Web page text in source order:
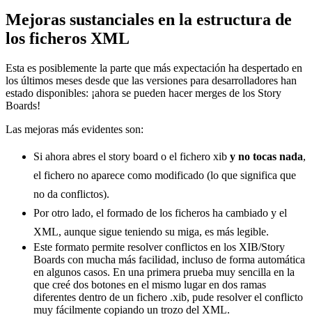
Mejoras sustanciales en la estructura de
los ficheros XML
Esta es posiblemente la parte que más expectación ha despertado en
los últimos meses desde que las versiones para desarrolladores han
estado disponibles: ¡ahora se pueden hacer merges de los Story
Boards!
Las mejoras más evidentes son:
Si ahora abres el story board o el fichero xib y no tocas nada,
el fichero no aparece como modificado (lo que significa que
no da conflictos).
Por otro lado, el formado de los ficheros ha cambiado y el
XML, aunque sigue teniendo su miga, es más legible.
Este formato permite resolver conflictos en los XIB/Story
Boards con mucha más facilidad, incluso de forma automática
en algunos casos. En una primera prueba muy sencilla en la
que creé dos botones en el mismo lugar en dos ramas
diferentes dentro de un fichero .xib, pude resolver el conflicto
muy fácilmente copiando un trozo del XML.